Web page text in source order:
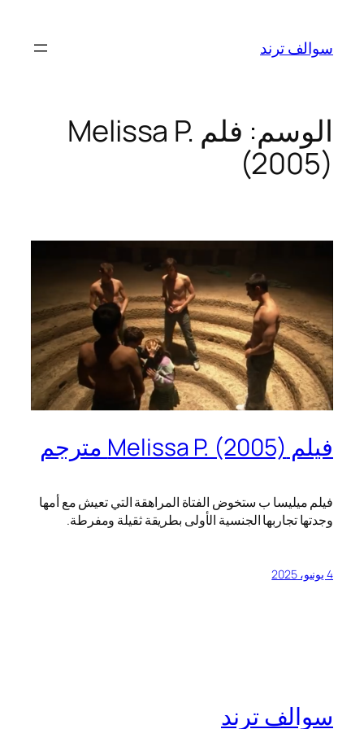
المحتوى
سوالف ترند
الوسم:
فلم Melissa P.
(2005)
فيلم Melissa P. (2005) مترجم
فيلم ميليسا ب ستخوض الفتاة المراهقة التي تعيش مع أمها
وجدتها تجاربها الجنسية الأولى بطريقة ثقيلة ومفرطة.
4 يونيو، 2025
سوالف ترند